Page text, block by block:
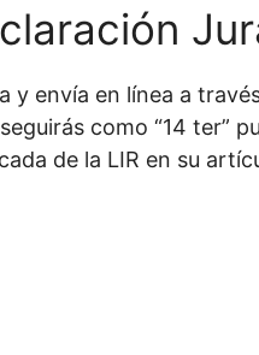
y envía en línea a
como “14 ter”
de la LIR en su